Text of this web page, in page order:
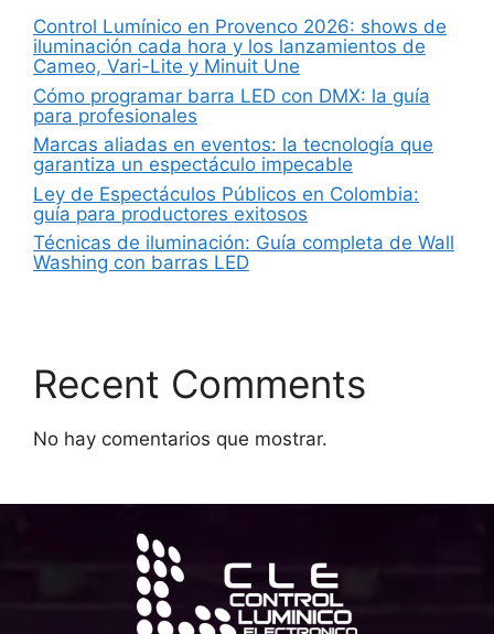
Control Lumínico en Provenco 2026: shows de
iluminación cada hora y los lanzamientos de
Cameo, Vari-Lite y Minuit Une
Cómo programar barra LED con DMX: la guía
para profesionales
Marcas aliadas en eventos: la tecnología que
garantiza un espectáculo impecable
Ley de Espectáculos Públicos en Colombia:
guía para productores exitosos
Técnicas de iluminación: Guía completa de Wall
Washing con barras LED
Recent Comments
No hay comentarios que mostrar.